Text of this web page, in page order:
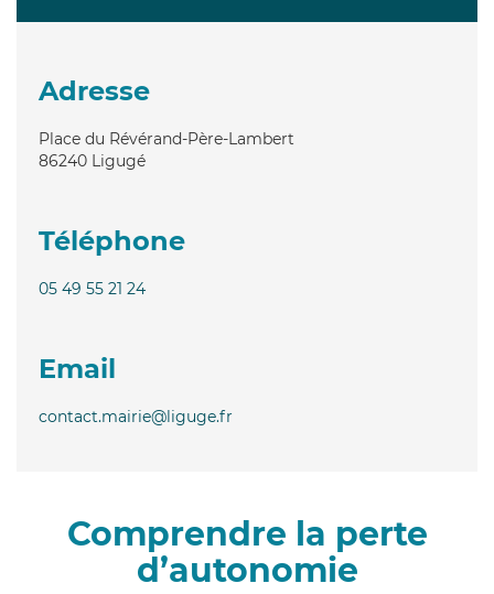
Adresse
Place du Révérand-Père-Lambert
86240 Ligugé
Téléphone
05 49 55 21 24
Email
contact.mairie@liguge.fr
Comprendre la perte
d’autonomie